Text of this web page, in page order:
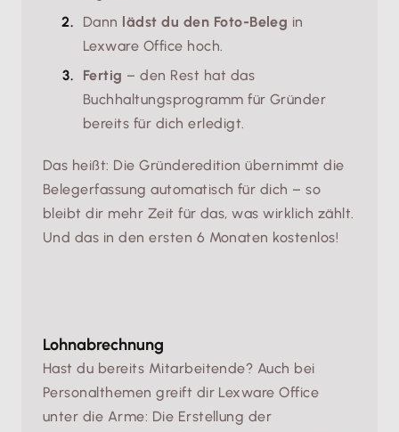
Dann lädst du den Foto-Beleg in
Lexware Office hoch.
Fertig – den Rest hat das
Buchhaltungsprogramm für Gründer
bereits für dich erledigt.
Das heißt: Die Gründeredition übernimmt die
Belegerfassung automatisch für dich – so
bleibt dir mehr Zeit für das, was wirklich zählt.
Und das in den ersten 6 Monaten kostenlos!
Lohnabrechnung
Hast du bereits Mitarbeitende? Auch bei
Personalthemen greift dir Lexware Office
unter die Arme: Die Erstellung der